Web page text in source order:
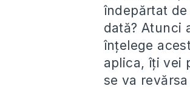
îndepărtat
dată? Atunci
înțelege
aplica, îți vei
se va